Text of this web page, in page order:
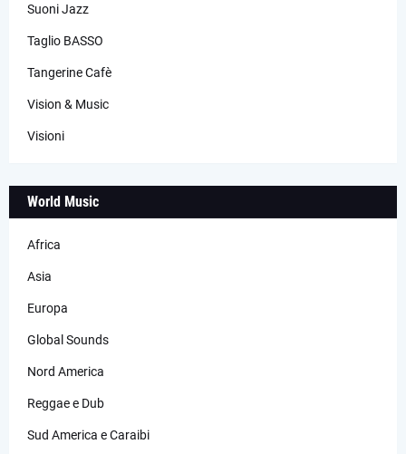
Suoni Jazz
Taglio BASSO
Tangerine Cafè
Vision & Music
Visioni
World Music
Africa
Asia
Europa
Global Sounds
Nord America
Reggae e Dub
Sud America e Caraibi